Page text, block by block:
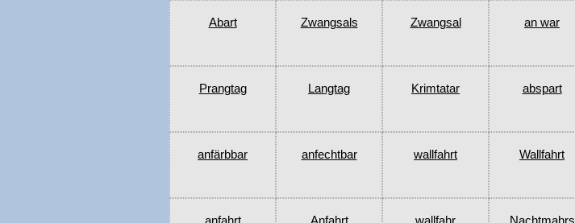
Abart Zwangsals Zwangsal an war
Prangtag Langtag Krimtatar abspart
anfärbbar anfechtbar wallfahrt Wallfahrt